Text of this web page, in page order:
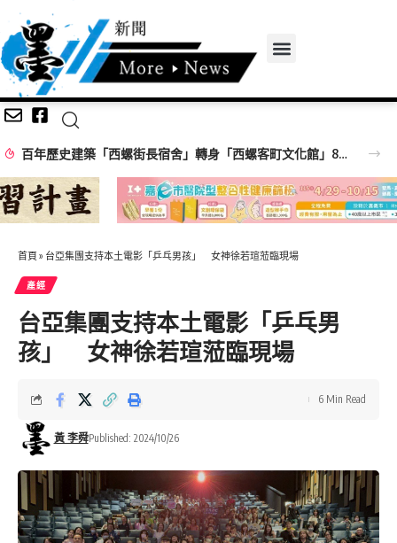
百年歷史建築「西螺街長宿舍」轉身「西螺客町文化館」8/8啟用 首展解密日治至今政治變遷史
首頁 » 台亞集團支持本土電影「乒乓男孩」 女神徐若瑄蒞臨現場
產經
台亞集團支持本土電影「乒乓男
孩」 女神徐若瑄蒞臨現場
黃 李舜Published: 2024/10/26
6 Min Read